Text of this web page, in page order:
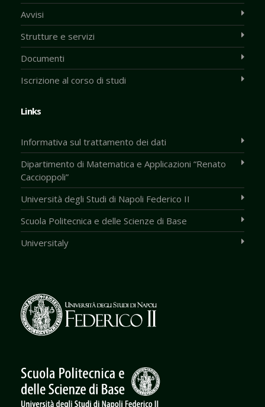
Avvisi
Strutture e servizi
Documenti
Iscrizione al corso di studi
Links
Informativa sul trattamento dei dati
Dipartimento di Matematica e Applicazioni “Renato
Caccioppoli”
Università degli Studi di Napoli Federico II
Scuola Politecnica e delle Scienze di Base
Universitaly